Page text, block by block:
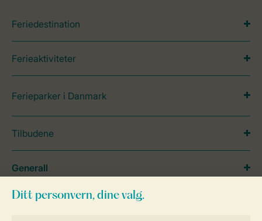
Feriedestination
Ferieaktiviteter
Ferieparker i Danmark
Tilbudene
Generall
Service